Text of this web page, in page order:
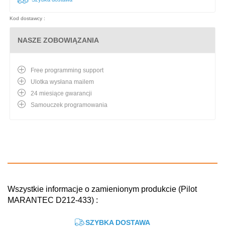
Kod dostawcy :
NASZE ZOBOWIĄZANIA
Free programming support
Ulotka wysłana mailem
24 miesiące gwarancji
Samouczek programowania
Wszystkie informacje o zamienionym produkcie (Pilot
MARANTEC D212-433) :
SZYBKA DOSTAWA